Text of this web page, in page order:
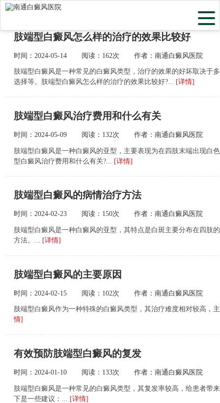
肢端型白癜风怎么样的治疗的效果比较好
时间：2024-05-14 阅读：162次 作者：南通白癜风医院
肢端型白癜风是一种常见的白癜风类型，治疗的效果的好坏取决于
选择等。肢端型白癜风怎么样的治疗的效果比较好?... [详情]
肢端型白癜风治疗费用和什么有关
时间：2024-05-09 阅读：132次 作者：南通白癜风医院
肢端型白癜风是一种白癜风的亚型，主要表现为在四肢末端出现白
型白癜风治疗费用和什么有关?... [详情]
肢端型白癜风的病情治疗方法
时间：2024-02-23 阅读：150次 作者：南通白癜风医院
肢端型白癜风是一种白癜风的亚型，其特点是白斑主要分布在四肢
方法。...
[详情]
肢端型白癜风的主要原因
时间：2024-02-15 阅读：102次 作者：南通白癜风医院
肢端型白癜风作为一种特殊的白癜风类型，其治疗难度相对较高，
情]
有效预防肢端型白癜风的复发
时间：2024-01-10 阅读：133次 作者：南通白癜风医院
肢端型白癜风是一种常见的白癜风类型，其复发率较高，给患者带
下是一些建议：... [详情]